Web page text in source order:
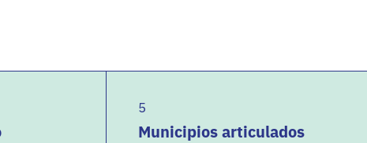
5
Municipios articulados